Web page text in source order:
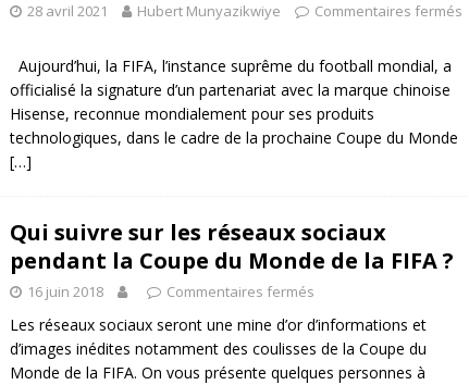
28 avril 2021 Hubert Munyazikwiye Commentaires fermés
Aujourd’hui, la FIFA, l’instance suprême du football mondial, a
officialisé la signature d’un partenariat avec la marque chinoise
Hisense, reconnue mondialement pour ses produits
technologiques, dans le cadre de la prochaine Coupe du Monde
[…]
Qui suivre sur les réseaux sociaux
pendant la Coupe du Monde de la FIFA ?
16 juin 2018 Commentaires fermés
Les réseaux sociaux seront une mine d’or d’informations et
d’images inédites notamment des coulisses de la Coupe du
Monde de la FIFA. On vous présente quelques personnes à